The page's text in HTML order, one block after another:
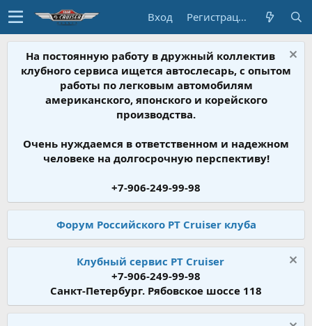
Вход Регистрация
На постоянную работу в дружный коллектив
клубного сервиса ищется автослесарь, с опытом
работы по легковым автомобилям
американского, японского и корейского
производства.
Очень нуждаемся в ответственном и надежном
человеке на долгосрочную перспективу!
+7-906-249-99-98
Форум Российского PT Cruiser клуба
Клубный сервис PT Cruiser
+7-906-249-99-98
Санкт-Петербург. Рябовское шоссе 118